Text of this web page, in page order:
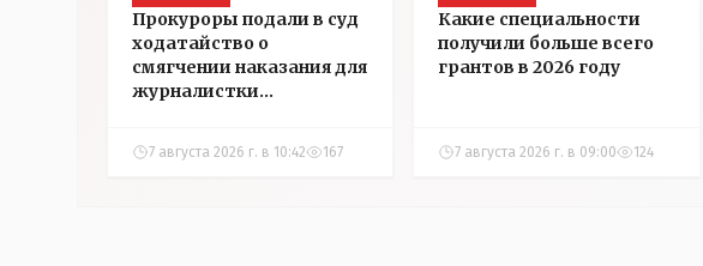
Прокуроры подали в суд
ходатайство о
смягчении наказания для
журналистки
7 августа 2026 г. в 10:42 167
Какие специальности
получили больше всего
грантов в 2026 году
7 августа 2026 г. в 09:00 124